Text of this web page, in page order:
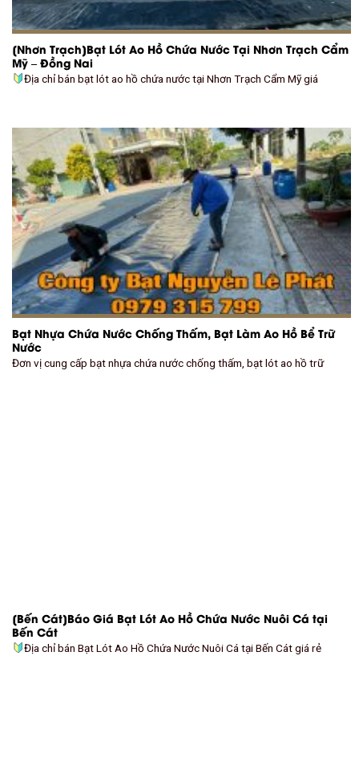
[Nhơn Trạch]Bạt Lót Ao Hồ Chứa Nước Tại Nhơn Trạch Cẩm
Mỹ – Đồng Nai
Địa chỉ bán bạt lót ao hồ chứa nước tại Nhơn Trạch Cẩm Mỹ giá
Bạt Nhựa Chứa Nước Chống Thấm, Bạt Làm Ao Hồ Bể Trữ
Nước
Đơn vị cung cấp bạt nhựa chứa nước chống thấm, bạt lót ao hồ trữ
[Bến Cát]Báo Giá Bạt Lót Ao Hồ Chứa Nước Nuôi Cá tại
Bến Cát
Địa chỉ bán Bạt Lót Ao Hồ Chứa Nước Nuôi Cá tại Bến Cát giá rẻ